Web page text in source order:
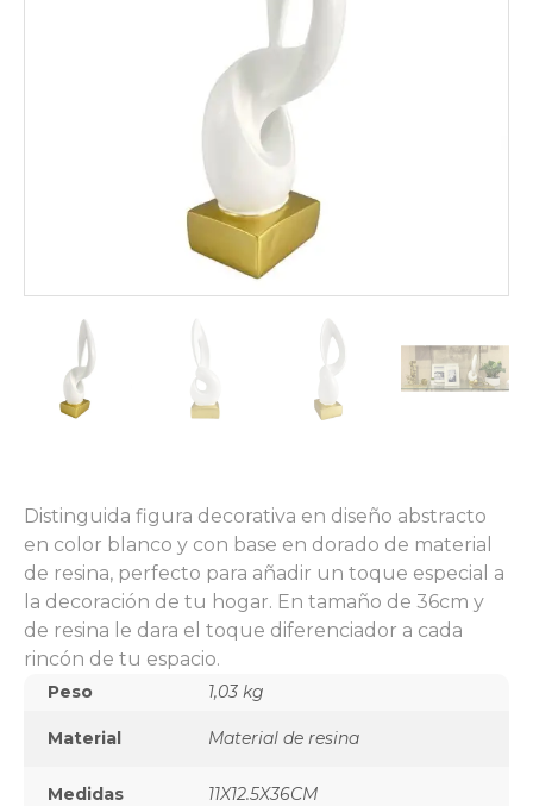
Distinguida figura decorativa en diseño abstracto
en color blanco y con base en dorado de material
de resina, perfecto para añadir un toque especial a
la decoración de tu hogar. En tamaño de 36cm y
de resina le dara el toque diferenciador a cada
rincón de tu espacio.
Peso 1,03 kg
Material Material de resina
Medidas 11X12.5X36CM